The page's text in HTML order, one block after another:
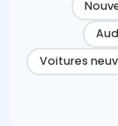
Voitures